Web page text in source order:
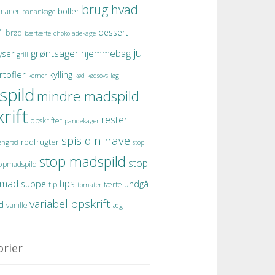
banankage boller brug hvad
brød bærtærte chokoladekage dessert
grill grøntsager hjemmebag jul
kerner kylling kød kødsovs løg
mindre madspild
opskrifter pandekager rester
rodfrugter spis din have stop
stop madspild stop
suppe tip tips tomater tærte undgå
vanille variabel opskrift æg